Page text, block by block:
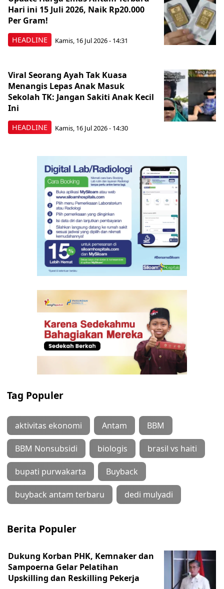
HEADLINE
Hari ini 15 Juli 2026, Naik Rp20.000
Per Gram!
Kamis, 16 Jul 2026 - 14:31
HEADLINE
Viral Seorang Ayah Tak Kuasa
Menangis Lepas Anak Masuk
Sekolah TK: Jangan Sakiti Anak Kecil
Ini
Kamis, 16 Jul 2026 - 14:30
Tag Populer
aktivitas ekonomi Antam BBM
BBM Nonsubsidi biologis brasil vs haiti
bupati purwakarta Buyback
buyback antam terbaru dedi mulyadi
Berita Populer
Dukung Korban PHK, Kemnaker dan
Sampoerna Gelar Pelatihan
Upskilling dan Reskilling Pekerja